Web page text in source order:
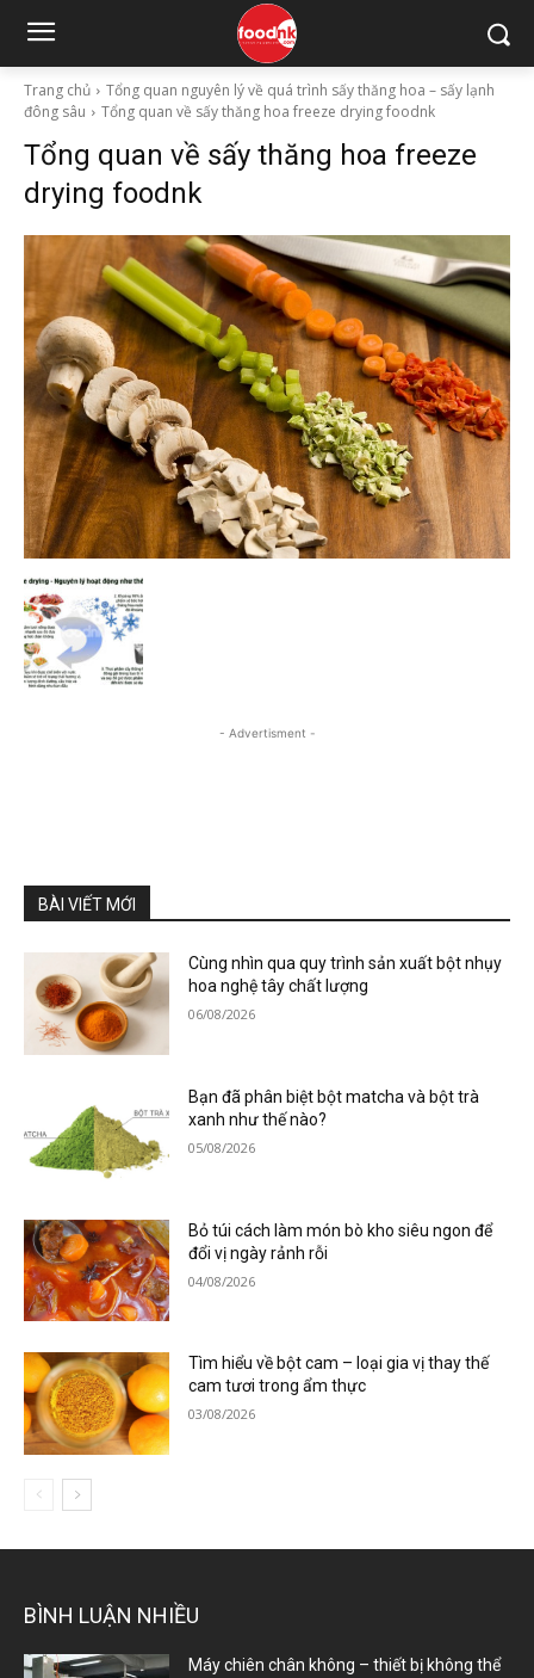
Trang chủ
Tổng quan nguyên lý về quá trình sấy thăng hoa – sấy lạnh
đông sâu
Tổng quan về sấy thăng hoa freeze drying foodnk
Tổng quan về sấy thăng hoa freeze
drying foodnk
- Advertisment -
BÀI VIẾT MỚI
Cùng nhìn qua quy trình sản xuất bột nhụy
hoa nghệ tây chất lượng
06/08/2026
Bạn đã phân biệt bột matcha và bột trà
xanh như thế nào?
05/08/2026
Bỏ túi cách làm món bò kho siêu ngon để
đổi vị ngày rảnh rỗi
04/08/2026
Tìm hiểu về bột cam – loại gia vị thay thế
cam tươi trong ẩm thực
03/08/2026
BÌNH LUẬN NHIỀU
Máy chiên chân không – thiết bị không thể